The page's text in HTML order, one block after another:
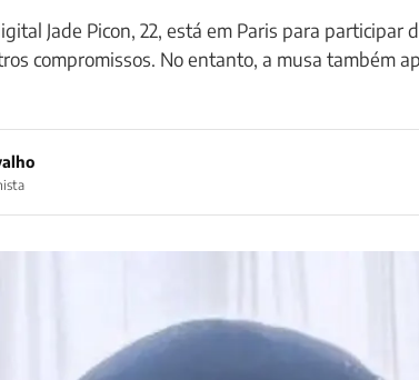
Jade Picon, 22, está em Paris para participar
compromissos. No entanto, a musa também